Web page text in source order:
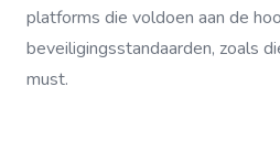
platforms die voldoen aan de
beveiligingsstandaarden, zoals
must.